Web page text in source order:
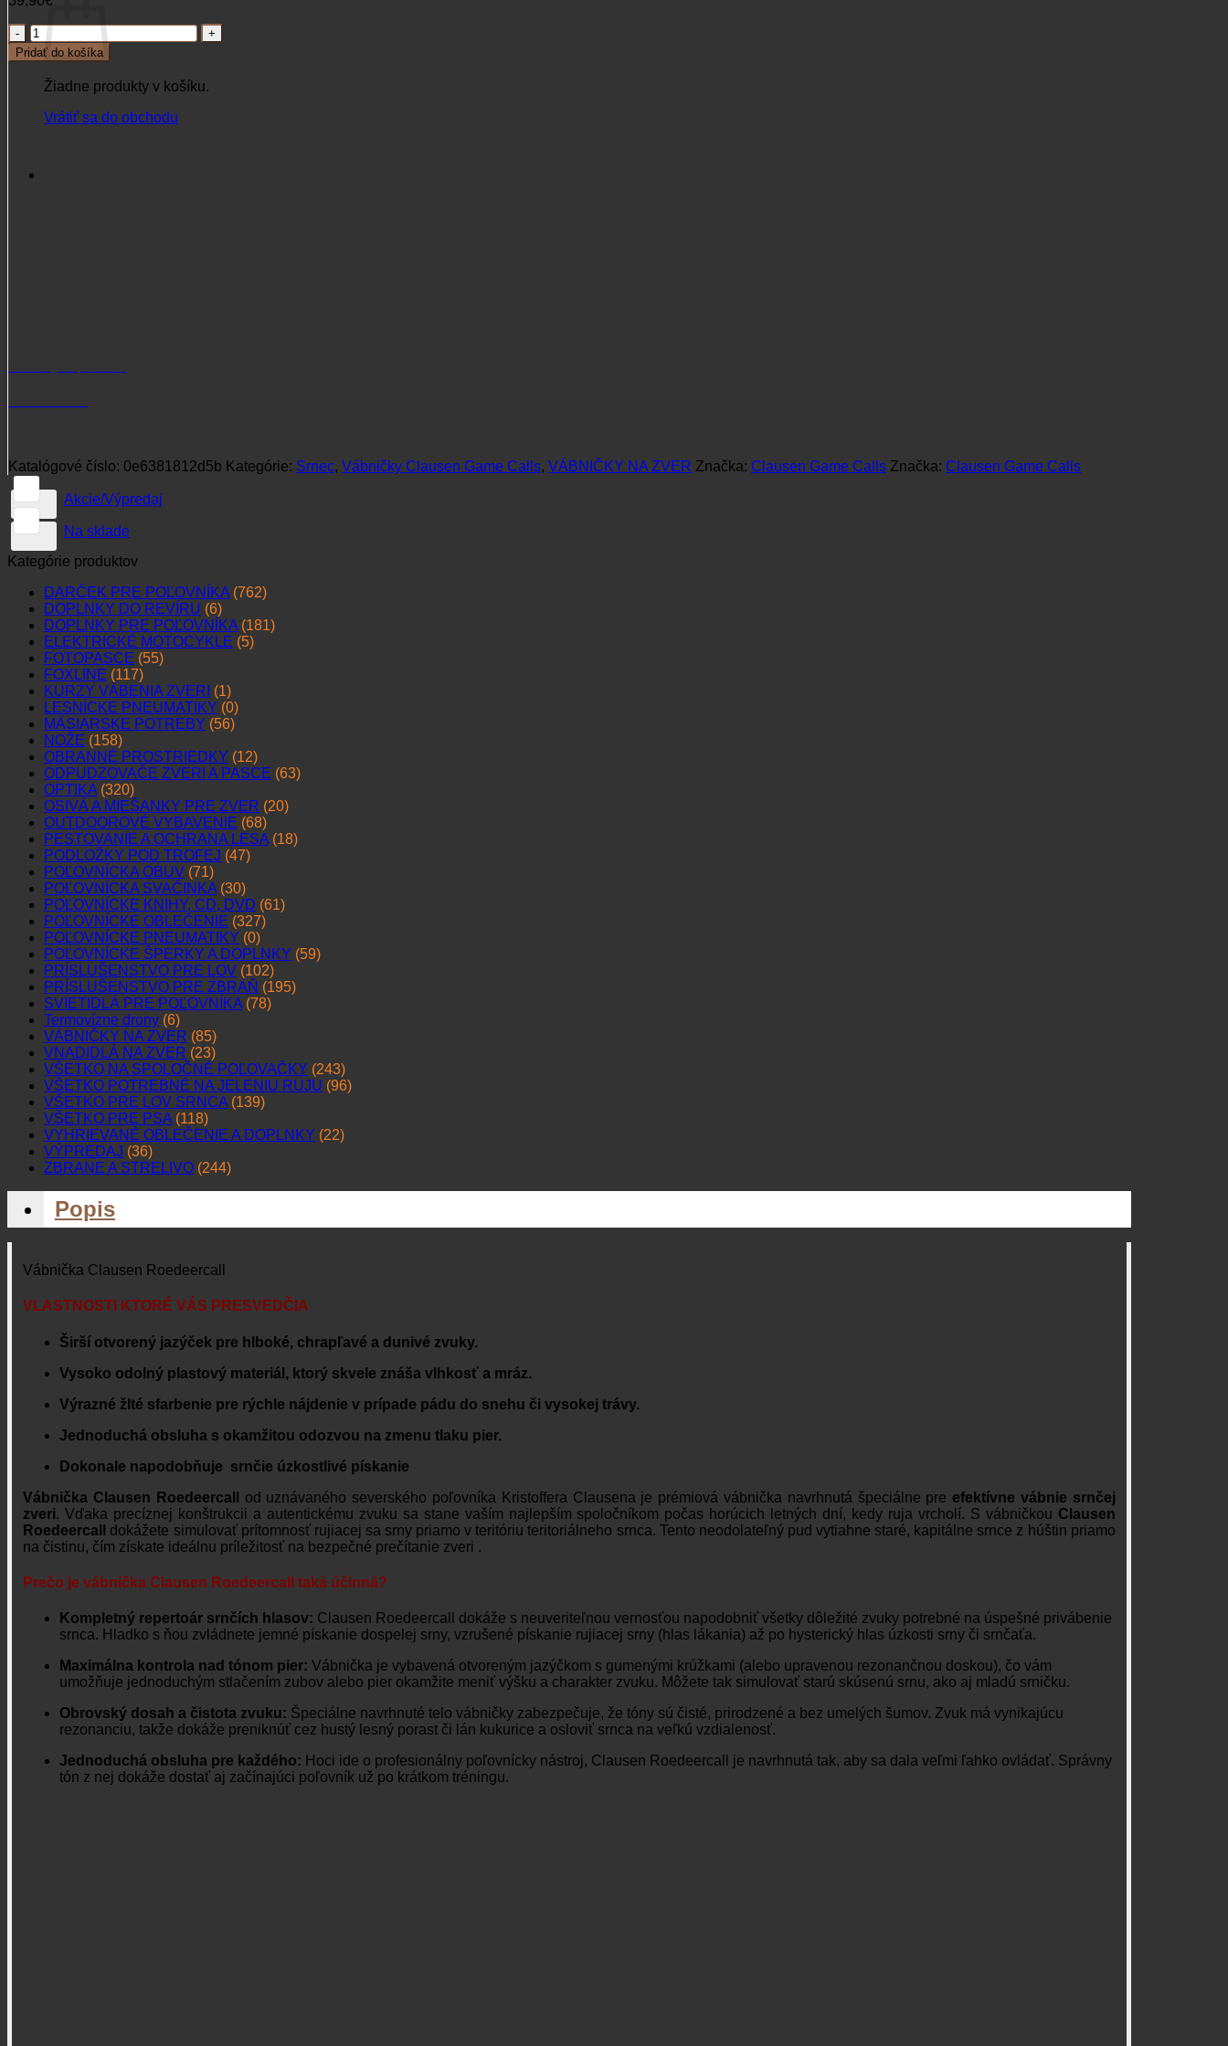
Žiadne produkty v košíku.
Vrátiť sa do obchodu
množstvo
Vábnička
Clausen
Roedeercall
Pridať do košíka
Katalógové číslo: 0e6381812d5b Kategórie: Srnec, Vábničky Clausen Game Calls, VÁBNIČKY NA ZVER Značka: Clausen Game Calls Značka: Clausen Game Calls
Akcie/Výpredaj
Na sklade
Kategórie produktov
DARČEK PRE POĽOVNÍKA (762)
DOPLNKY DO REVÍRU (6)
DOPLNKY PRE POĽOVNÍKA (181)
ELEKTRICKÉ MOTOCYKLE (5)
FOTOPASCE (55)
FOXLINE (117)
KURZY VÁBENIA ZVERI (1)
LESNÍCKE PNEUMATIKY (0)
MÄSIARSKE POTREBY (56)
NOŽE (158)
OBRANNÉ PROSTRIEDKY (12)
ODPUDZOVAČE ZVERI A PASCE (63)
OPTIKA (320)
OSIVÁ A MIEŠANKY PRE ZVER (20)
OUTDOOROVÉ VYBAVENIE (68)
PESTOVANIE A OCHRANA LESA (18)
PODLOŽKY POD TROFEJ (47)
POĽOVNÍCKA OBUV (71)
POĽOVNÍCKA SVAČINKA (30)
POĽOVNÍCKE KNIHY, CD, DVD (61)
POĽOVNÍCKE OBLEČENIE (327)
POĽOVNÍCKE PNEUMATIKY (0)
POĽOVNÍCKE ŠPERKY A DOPLNKY (59)
PRÍSLUŠENSTVO PRE LOV (102)
PRÍSLUŠENSTVO PRE ZBRAŇ (195)
SVIETIDLÁ PRE POĽOVNÍKA (78)
Termovízne drony (6)
VÁBNIČKY NA ZVER (85)
VNADIDLÁ NA ZVER (23)
VŠETKO NA SPOLOČNÉ POĽOVAČKY (243)
VŠETKO POTREBNÉ NA JELENIU RUJU (96)
VŠETKO PRE LOV SRNCA (139)
VŠETKO PRE PSA (118)
VYHRIEVANÉ OBLEČENIE A DOPLNKY (22)
VÝPREDAJ (36)
ZBRANE A STRELIVO (244)
Popis
Vábnička Clausen Roedeercall
VLASTNOSTI KTORÉ VÁS PRESVEDČIA
Širší otvorený jazýček pre hlboké, chrapľavé a dunivé zvuky.
Vysoko odolný plastový materiál, ktorý skvele znáša vlhkosť a mráz.
Výrazné žlté sfarbenie pre rýchle nájdenie v prípade pádu do snehu či vysokej trávy.
Jednoduchá obsluha s okamžitou odozvou na zmenu tlaku pier.
Dokonale napodobňuje srnčie úzkostlivé pískanie
Vábnička Clausen Roedeercall
od uznávaného severského poľovníka Kristoffera Clausena je prémiová vábnička navrhnutá špeciálne pre efektívne vábnie srnčej
zveri. Vďaka precíznej konštrukcii a autentickému zvuku sa stane vaším najlepším spoločníkom počas horúcich letných dní, kedy ruja vrcholí. S vábničkou Clausen
Roedeercall
dokážete simulovať prítomnosť rujiacej sa srny priamo v teritóriu teritoriálneho srnca. Tento neodolateľný pud vytiahne staré, kapitálne srnce z húštin priamo
na čistinu, čím získate ideálnu príležitosť na bezpečné prečítanie zveri .
Prečo je vábnička Clausen Roedeercall taká účinná?
Kompletný repertoár srnčích hlasov: Clausen Roedeercall dokáže s neuveriteľnou vernosťou napodobniť všetky dôležité zvuky potrebné na úspešné privábenie
srnca. Hladko s ňou zvládnete jemné pískanie dospelej srny, vzrušené pískanie rujiacej srny (hlas lákania) až po hysterický hlas úzkosti srny či srnčaťa.
Maximálna kontrola nad tónom pier: Vábnička je vybavená otvoreným jazýčkom s gumenými krúžkami (alebo upravenou rezonančnou doskou), čo vám
umožňuje jednoduchým stlačením zubov alebo pier okamžite meniť výšku a charakter zvuku. Môžete tak simulovať starú skúsenú srnu, ako aj mladú srničku.
Obrovský dosah a čistota zvuku: Špeciálne navrhnuté telo vábničky zabezpečuje, že tóny sú čisté, prirodzené a bez umelých šumov. Zvuk má vynikajúcu
rezonanciu, takže dokáže preniknúť cez hustý lesný porast či lán kukurice a osloviť srnca na veľkú vzdialenosť.
Jednoduchá obsluha pre každého: Hoci ide o profesionálny poľovnícky nástroj, Clausen Roedeercall je navrhnutá tak, aby sa dala veľmi ľahko ovládať. Správny
tón z nej dokáže dostať aj začínajúci poľovník už po krátkom tréningu.